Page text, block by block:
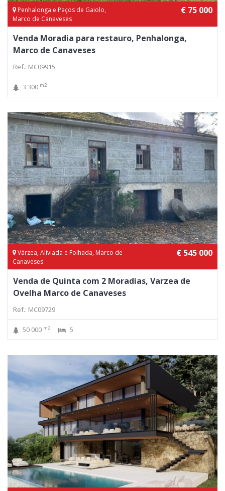
Penhalonga e Paços de Gaiolo,
Marco de Canaveses
€ 75 000
Venda Moradia para restauro, Penhalonga,
Marco de Canaveses
Ref.: MC09915
3 300 m2
Várzea, Aliviada e Folhada, Marco de
Canaveses
€ 545 000
Venda de Quinta com 2 Moradias, Varzea de
Ovelha Marco de Canaveses
Ref.: MC09729
50 000 m2 5